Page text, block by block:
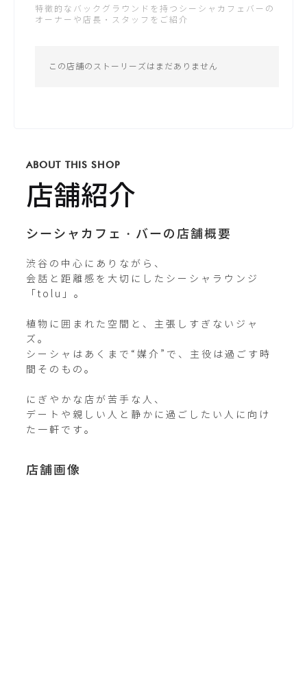
cafe_roots2012
土：13:00 - 5:00
日：13:00 - 24:00
特徴的なバックグラウンドを持つシーシャカフェバーの
オーナーや店長・スタッフをご紹介
この店舗のストーリーズはまだありません
ABOUT THIS SHOP
店舗紹介
シーシャカフェ・バーの店舗概要
渋谷の中心にありながら、
会話と距離感を大切にしたシーシャラウンジ
「tolu」。
植物に囲まれた空間と、主張しすぎないジャ
ズ。
シーシャはあくまで“媒介”で、主役は過ごす時
間そのもの。
にぎやかな店が苦手な人、
デートや親しい人と静かに過ごしたい人に向け
た一軒です。
店舗画像